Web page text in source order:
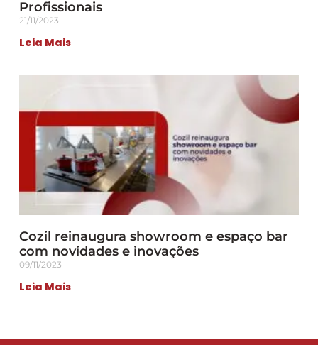
Profissionais
21/11/2023
Leia Mais
Cozil reinaugura showroom e espaço bar
com novidades e inovações
09/11/2023
Leia Mais